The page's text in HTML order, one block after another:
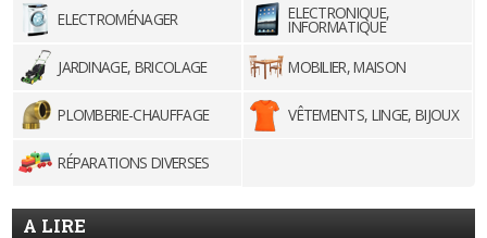
ELECTROMÉNAGER ELECTRONIQUE,
INFORMATIQUE
JARDINAGE, BRICOLAGE
MOBILIER, MAISON
PLOMBERIE-CHAUFFAGE VÊTEMENTS, LINGE, BIJOUX
RÉPARATIONS DIVERSES
A LIRE